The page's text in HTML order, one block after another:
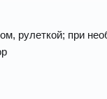
рулеткой; при